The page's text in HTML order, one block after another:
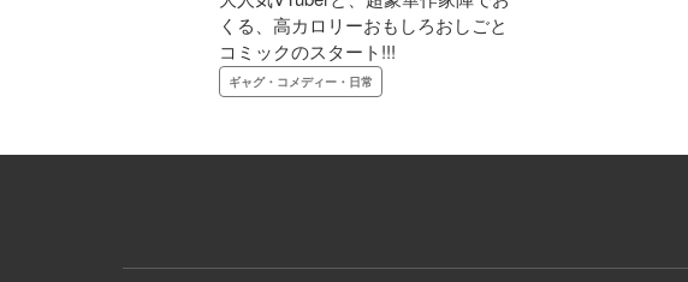
くる、高カロリーおもしろおしごと
コミックのスタート!!!
ギャグ・コメディー・日常